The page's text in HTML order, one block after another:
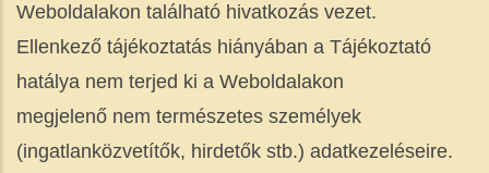
Weboldalakon található hivatkozás vezet.
Ellenkező tájékoztatás hiányában a Tájékoztató
hatálya nem terjed ki a Weboldalakon
megjelenő nem természetes személyek
(ingatlanközvetítők, hirdetők stb.) adatkezeléseire.